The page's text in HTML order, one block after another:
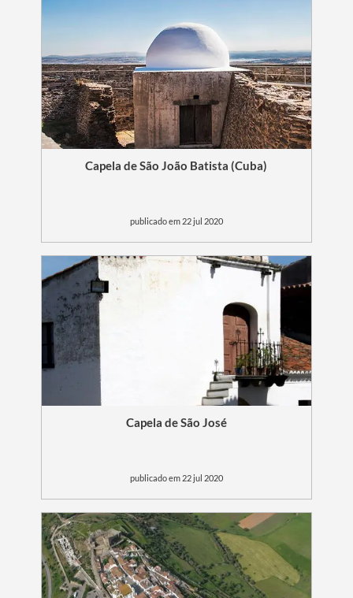
Capela de São João Batista (Cuba)
publicado em 22 jul 2020
Capela de São José
publicado em 22 jul 2020